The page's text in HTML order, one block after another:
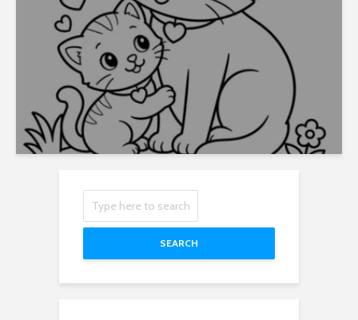
SEARCH